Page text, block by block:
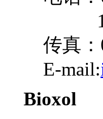
传真：
E-mail:
Bioxol